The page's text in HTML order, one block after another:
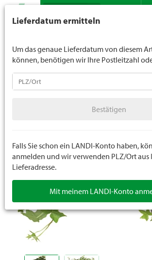
Suche
Zimmerpflanzen
Sukkulenten
Gestecke
Künstliche Pflanzen
Lieferdatum ermitteln
Um das genaue Lieferdatum von diesem
können, benötigen wir Ihre Postleitzahl
Bestätigen
Falls Sie schon ein LANDI-Konto haben,
anmelden und wir verwenden PLZ/Ort aus
Lieferadresse.
Mit meinem LANDI-Konto
unter 16 Jahren. Für Spirituosen gilt die
Sie uns verbindlich Ihr Alter an.